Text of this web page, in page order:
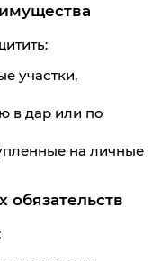
участки,
в дар или по
на личные